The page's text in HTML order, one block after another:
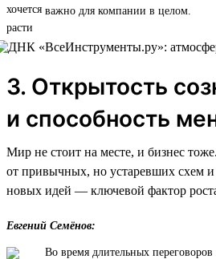
важно для компании в целом.
3. Открытость
и способность
Мир не стоит на месте, и бизнес
от привычных, но устаревших схем
новых идей — ключевой фактор
Евгений Семёнов:
Во время длительных переговоров